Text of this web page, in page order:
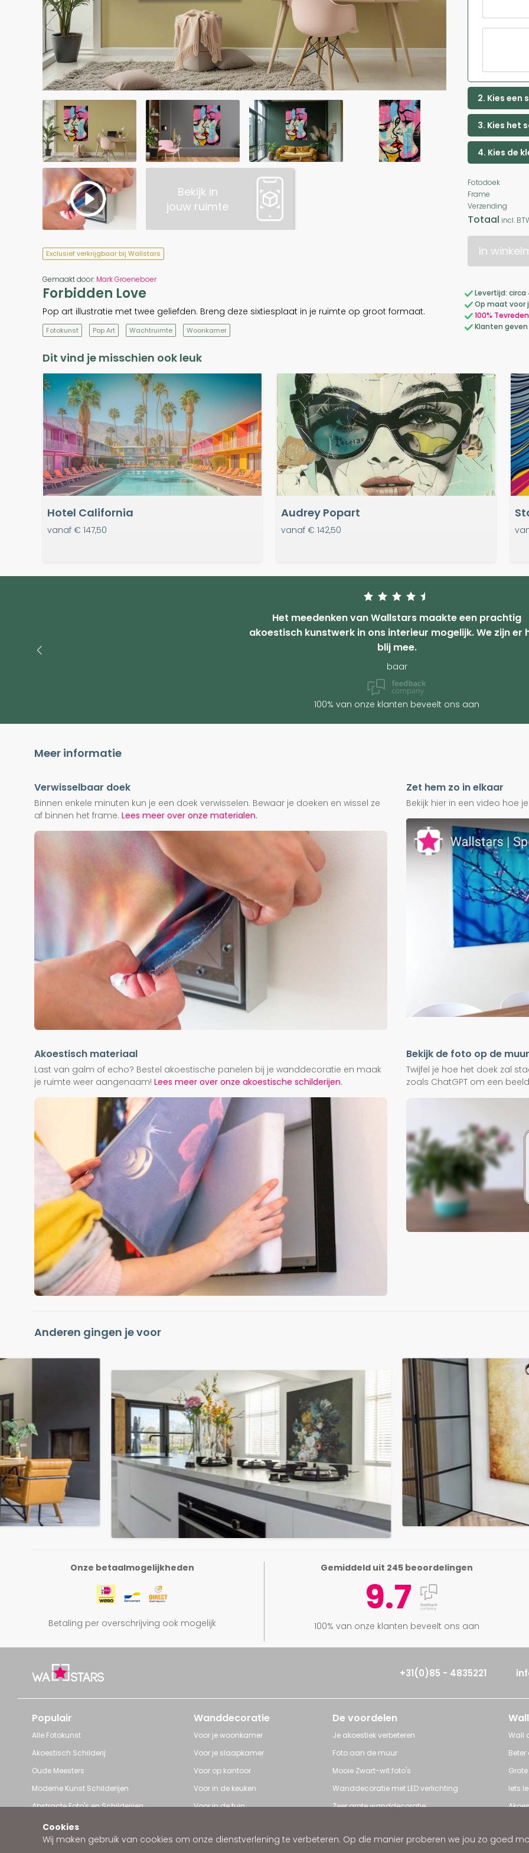
Cookies
Wij maken gebruik van cookies om onze dienstverlening te verbeteren. Op die manier proberen we jou zo goed
Bekijk in
jouw ruimte
Exclusief verkrijgbaar bij Wallstars
Gemaakt door: Mark Groeneboer
Forbidden Love
Pop art illustratie met twee geliefden. Breng deze sixtiesplaat in je ruimte op groot formaat.
Fotokunst Pop Art Wachtruimte Woonkamer
2. Kies een
3. Kies het
4. Kies de
Fotodoek
Frame
Verzending
Totaal incl.
In
Levertijd:
Op maat voor
100%
Klanten
Dit vind je misschien ook leuk
Hotel California
vanaf € 147,50
Audrey Popart
vanaf € 142,50
Het meedenken van Wallstars maakte een prachtig
akoestisch kunstwerk in ons interieur mogelijk. We zijn er
blij mee.
baar
100% van onze klanten beveelt ons aan
Meer informatie
Verwisselbaar doek
Binnen enkele minuten kun je een doek verwisselen. Bewaar je doeken en wissel ze
af binnen het frame. Lees meer over onze materialen.
Zet hem zo in elkaar
Bekijk hier in een video hoe
Akoestisch materiaal
Last van galm of echo? Bestel akoestische panelen bij je wanddecoratie en maak
je ruimte weer aangenaam! Lees meer over onze akoestische schilderijen.
Bekijk de foto op de muur
Twijfel je hoe het doek zal
zoals ChatGPT om een
Anderen gingen je voor
Onze betaalmogelijkheden
Betaling per overschrijving ook mogelijk
Gemiddeld uit 245 beoordelingen
9.7
100% van onze klanten beveelt ons aan
+31(0)85 - 4835221
Populair
Alle Fotokunst
Akoestisch Schilderij
Oude Meesters
Moderne Kunst Schilderijen
Abstracte Foto's en Schilderijen
Pop Art schilderijen
Art Frame van Wallstars
Wanddecoratie
Voor je woonkamer
Voor je slaapkamer
Voor op kantoor
Voor in de keuken
Voor in de tuin
Zakelijke wanddecoratie
De voordelen
Je akoestiek verbeteren
Foto aan de muur
Mooie Zwart-wit foto's
Wanddecoratie met LED verlichting
Zeer grote wanddecoratie
Wall
Iets